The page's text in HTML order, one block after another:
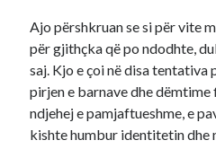
Ajo përshkruan se si për vite
për gjithçka që po ndodhte,
saj. Kjo e çoi në disa tentativa
pirjen e barnave dhe
ndjehej e pamjaftueshme, e
kishte humbur identitetin dhe